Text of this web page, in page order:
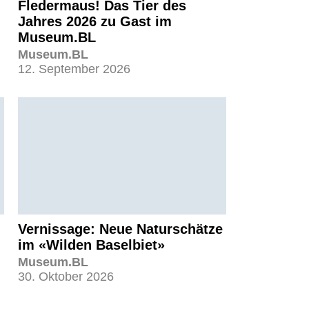
Fledermaus! Das Tier des
Jahres 2026 zu Gast im
Museum.BL
Museum.BL
12. September 2026
Vernissage: Neue Naturschätze
im «Wilden Baselbiet»
Museum.BL
30. Oktober 2026